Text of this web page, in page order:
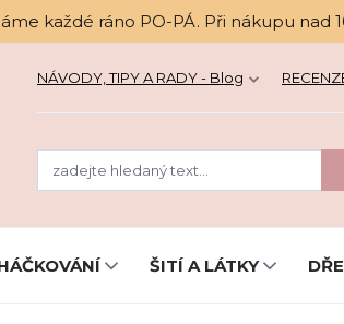
každé ráno PO-PÁ. Při nákupu nad
NÁVODY, TIPY A RADY - Blog
ŠITÍ A LÁTKY